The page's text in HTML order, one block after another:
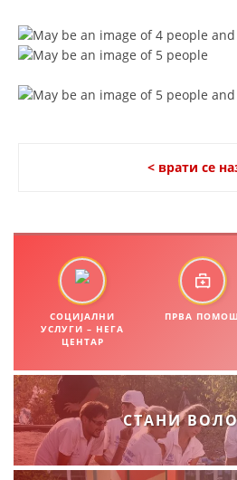
ЗДРАВСТВЕНО
ЗА НАС
ДЕЈСТВУВАЊЕ
СТРАТЕГИИ
ЕДУКАТИВНО
< врати се
СОЦИЈАЛНИ
УСЛУГИ – НЕГА
ЦЕНТАР
ПРВА ПОМОШ
СТАНИ